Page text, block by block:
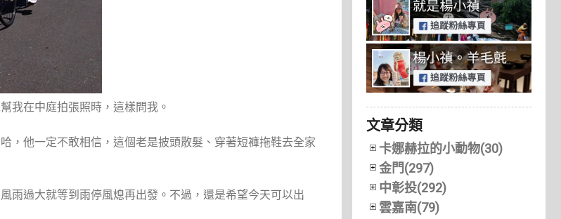
我在中庭拍張照時，這樣問我。
，他一定不敢相信，這個老是披頭散髮、穿著短褲拖鞋去全家
雨過大就等到雨停風熄再出發。不過，還是希望今天可以出
文章分類
卡娜赫拉的小動物(30)
金門(297)
中彰投(292)
雲嘉南(79)